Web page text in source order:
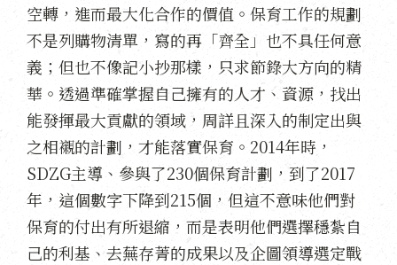
空轉，進而最大化合作的價值。保育工作的規劃
不是列購物清單，寫的再「齊全」也不具任何意
義；但也不像記小抄那樣，只求節錄大方向的精
華。透過準確掌握自己擁有的人才、資源，找出
能發揮最大貢獻的領域，周詳且深入的制定出與
之相襯的計劃，才能落實保育。2014年時，
SDZG主導、參與了230個保育計劃，到了2017
年，這個數字下降到215個，但這不意味他們對
保育的付出有所退縮，而是表明他們選擇穩紮自
己的利基、去蕪存菁的成果以及企圖領導選定戰